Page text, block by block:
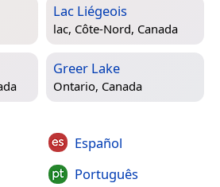
Lac Liégeois
lac, Côte-Nord, Canada
Greer Lake
Ontario, Canada
Español
Português